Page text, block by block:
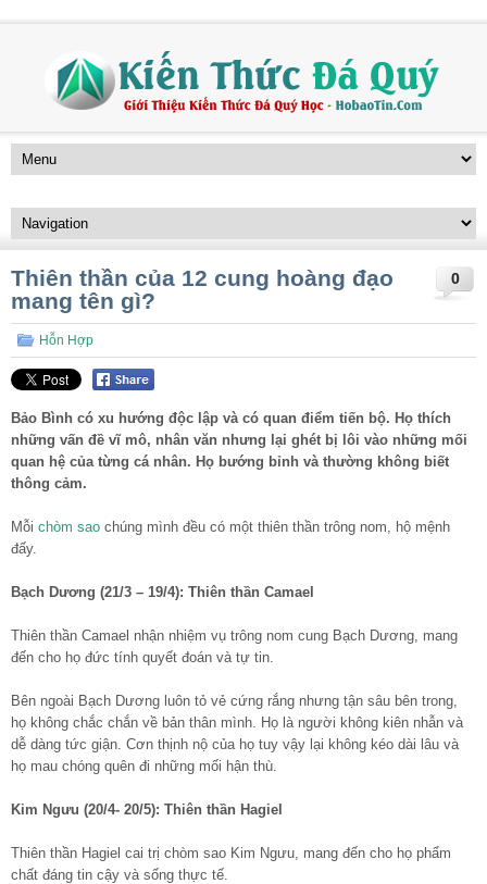
0
Thiên thần của 12 cung hoàng đạo
mang tên gì?
Hỗn Hợp
Bảo Bình có xu hướng độc lập và có quan điểm tiến bộ. Họ thích
những vấn đề vĩ mô, nhân văn nhưng lại ghét bị lôi vào những mối
quan hệ của từng cá nhân. Họ bướng bỉnh và thường không biết
thông cảm.
Mỗi chòm sao chúng mình đều có một thiên thần trông nom, hộ mệnh
đấy.
Bạch Dương (21/3 – 19/4): Thiên thần Camael
Thiên thần Camael nhận nhiệm vụ trông nom cung Bạch Dương, mang
đến cho họ đức tính quyết đoán và tự tin.
Bên ngoài Bạch Dương luôn tỏ vẻ cứng rắng nhưng tận sâu bên trong,
họ không chắc chắn về bản thân mình. Họ là người không kiên nhẫn và
dễ dàng tức giận. Cơn thịnh nộ của họ tuy vậy lại không kéo dài lâu và
họ mau chóng quên đi những mối hận thù.
Kim Ngưu (20/4- 20/5): Thiên thần Hagiel
Thiên thần Hagiel cai trị chòm sao Kim Ngưu, mang đến cho họ phẩm
chất đáng tin cậy và sống thực tế.